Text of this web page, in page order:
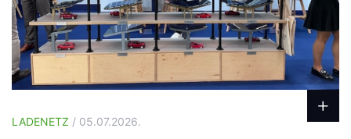
LADENETZ / 05.07.2026.